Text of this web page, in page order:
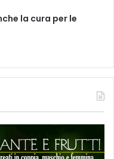
la cura per le